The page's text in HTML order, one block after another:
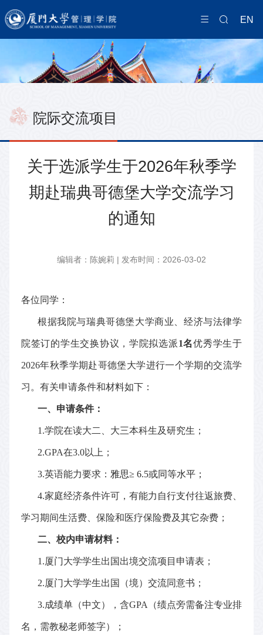
EN
院际交流项目
关于选派学生于2026年秋季学
期赴瑞典哥德堡大学交流学习
的通知
编辑者：陈婉莉 | 发布时间：2026-03-02
各位同学：
根据我院与瑞典哥德堡大学商业、经济与法律学
院签订的学生交换协议，学院拟选派1名优秀学生于
2026年秋季学期赴哥德堡大学进行一个学期的交流学
习。有关申请条件和材料如下：
一、申请条件：
1.学院在读大二、大三本科生及研究生；
2.GPA在3.0以上；
3.英语能力要求： 雅思≥ 6.5或同等水平 ；
4.家庭经济条件许可，有能力自行支付往返旅费、
学习期间生活费、保险和医疗保险费及其它杂费；
二、校内申请材料：
1.厦门大学学生出国出境交流项目申请表 ；
2.厦门大学学生出国（境）交流同意书 ；
3.成绩单（中文），含GPA （绩点旁需备注专业排
名，需教秘老师签字） ；